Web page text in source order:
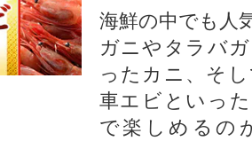
海鮮の中でも人
ガニやタラバ
ったカニ、そ
車エビといっ
で楽しめるの